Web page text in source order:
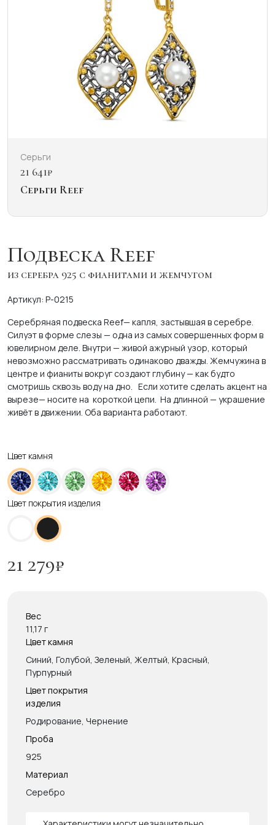
Серьги
21 641₽
Серьги Reef
Подвеска Reef
из серебра 925 с фианитами и жемчугом
Артикул: P-0215
Серебряная подвеска Reef— капля, застывшая в серебре.
Силуэт в форме слезы — одна из самых совершенных форм в
ювелирном деле. Внутри — живой ажурный узор, который
невозможно рассматривать одинаково дважды. Жемчужина в
центре и фианиты вокруг создают глубину — как будто
смотришь сквозь воду на дно. Если хотите сделать акцент на
вырезе— носите на короткой цепи. На длинной — украшение
живёт в движении. Оба варианта работают.
Цвет камня
Цвет покрытия изделия
21 279₽
Вес
11,17 г
Цвет камня
Синий, Голубой, Зеленый, Желтый, Красный,
Пурпурный
Цвет покрытия
изделия
Родирование, Чернение
Проба
925
Материал
Серебро